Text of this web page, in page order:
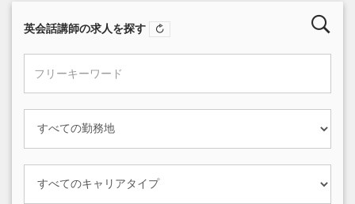
英会話講師の求人を探す